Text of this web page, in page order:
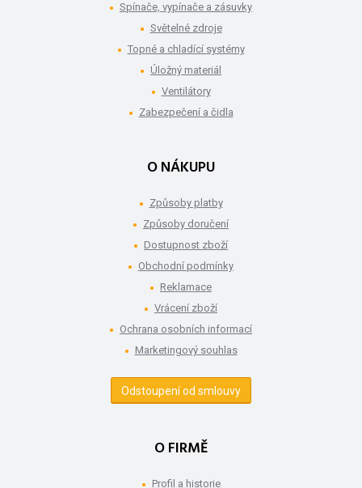
Spínače, vypínače a zásuvky
Světelné zdroje
Topné a chladící systémy
Úložný materiál
Ventilátory
Zabezpečení a čidla
O NÁKUPU
Způsoby platby
Způsoby doručení
Dostupnost zboží
Obchodní podmínky
Reklamace
Vrácení zboží
Ochrana osobních informací
Marketingový souhlas
Odstoupení od smlouvy
O FIRMĚ
Profil a historie